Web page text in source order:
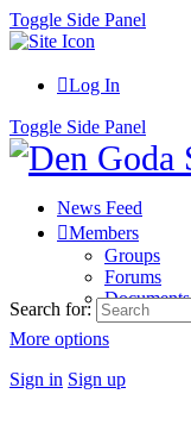
Toggle Side Panel
Log In
Toggle Side Panel
News Feed
Members
Groups
Forums
Documents
More options
Sign in Sign up
Search for: